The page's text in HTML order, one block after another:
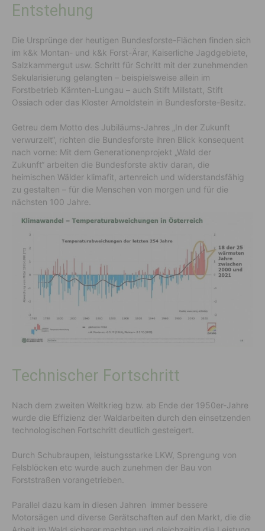
Entstehung
Die Ursprünge der heutigen Bundesforste-Flächen finden sich
im k&k Montan- und k&k Forst-Ärar, Kaiserliche Jagdgebiete,
Salzkammergut usw. Schritt für Schritt mit der zunehmenden
Sekularisierung gelangten – beispielsweise allein im
Forstbetrieb Kärnten-Lungau – auch Stift Millstatt, Stift
Ossiach oder das Kloster Arnoldstein in Bundesforste-Besitz.
Getreu dem Motto des Jubiläums-Jahres „In der Zukunft
verwurzelt“, richten die Bundesforste ihren Blick konsequent
nach vorne: Mit dem Generationenprojekt „Wald der
Zukunft“ arbeiten die Bundesforste aktiv daran, die
heimischen Wälder klimafit, artenreich und widerstandsfähig
zu gestalten – für die Menschen von morgen und für die
nächsten 100 Jahre.
Technischer Fortschritt
Nach dem zweiten Weltkrieg bzw. ab Ende der 1950er-Jahre
wurde die Effizienz der Waldarbeiten durch den einsetzenden
technologischen Fortschritt deutlich gesteigert.
Durch Schubraupen, leistungsstarke LKW, Sprengung von
Felsblöcken etc wurde auch zunehmen der Bau von
Forststraßen vorangetrieben.
Parallel dazu kam in diesen Jahren immer bessere
Motorsägen und diverse Gerätschaften auf den Markt, die die